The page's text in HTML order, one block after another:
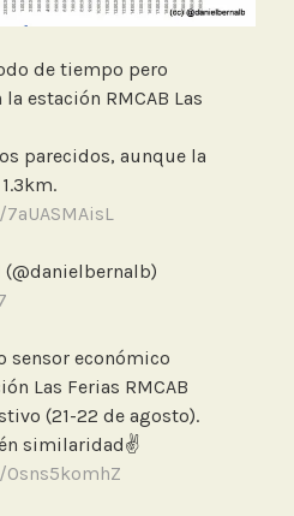
de tiempo pero
estación RMCAB Las
parecidos, aunque la
sensor económico
Las Ferias RMCAB
(21-22 de agosto).
similaridad✌️